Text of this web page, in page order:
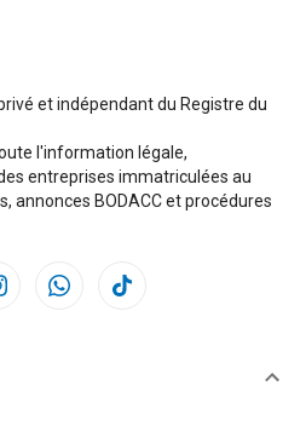
et indépendant du Registre du
l'information légale,
entreprises immatriculées au
annonces BODACC et procédures